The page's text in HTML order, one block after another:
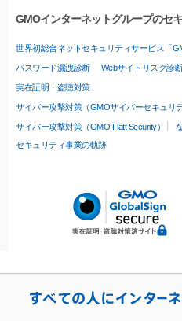
GMOインターネットグループのセ
世界初総合ネットセキュリティサービス「
パスワード漏洩診断 Webサイトリスク診断
実在証明・盗聴対策
サイバー攻撃対策（GMOサイバーセキュリ
サイバー攻撃対策（GMO Flatt Security）
セキュリティ事業の軌跡